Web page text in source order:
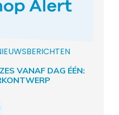
VANAF DAG ÉÉN: